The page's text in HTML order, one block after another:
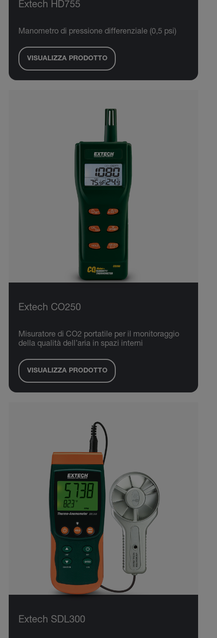
Extech HD755
Manometro di pressione differenziale (0,5 psi)
VISUALIZZA PRODOTTO
Extech CO250
Misuratore di CO2 portatile per il monitoraggio
della qualità dell’aria in spazi interni
VISUALIZZA PRODOTTO
Extech SDL300